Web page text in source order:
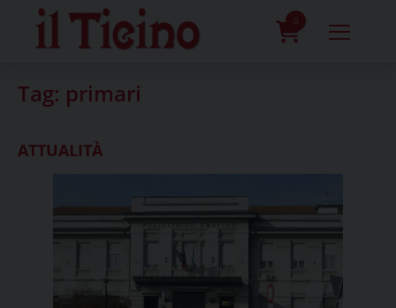
content
0
Tag: primari
ATTUALITÀ